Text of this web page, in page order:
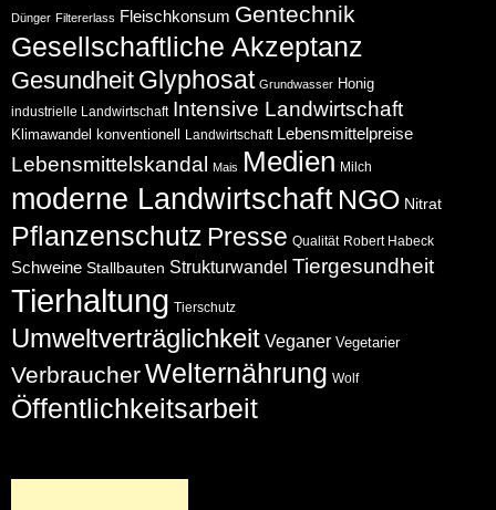
Dünger Filtererlass Fleischkonsum Gentechnik
Gesellschaftliche Akzeptanz
Gesundheit Glyphosat Grundwasser Honig
industrielle Landwirtschaft Intensive Landwirtschaft
Klimawandel konventionell Landwirtschaft Lebensmittelpreise
Lebensmittelskandal Mais Medien Milch
moderne Landwirtschaft NGO Nitrat
Pflanzenschutz Presse Qualität Robert Habeck
Schweine Stallbauten Strukturwandel Tiergesundheit
Tierhaltung Tierschutz
Umweltverträglichkeit Veganer Vegetarier
VerbraucherWelternährung Wolf
Öffentlichkeitsarbeit